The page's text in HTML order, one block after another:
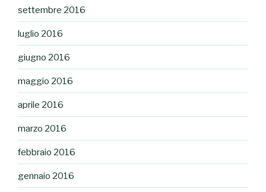
settembre 2016
luglio 2016
giugno 2016
maggio 2016
aprile 2016
marzo 2016
febbraio 2016
gennaio 2016